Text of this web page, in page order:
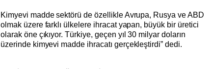
Kimyevi madde sektörü de özellikle Avrupa, Rusya ve ABD
olmak üzere farklı ülkelere ihracat yapan, büyük bir üretici
olarak öne çıkıyor. Türkiye, geçen yıl 30 milyar doların
üzerinde kimyevi madde ihracatı gerçekleştirdi” dedi.